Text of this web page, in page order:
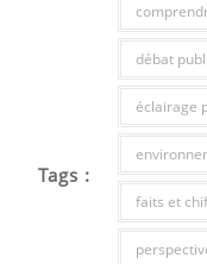
Tags :
débat
éclairage
faits et